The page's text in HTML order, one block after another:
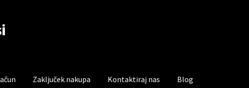
Zaključek nakupa Kontaktiraj nas Blog